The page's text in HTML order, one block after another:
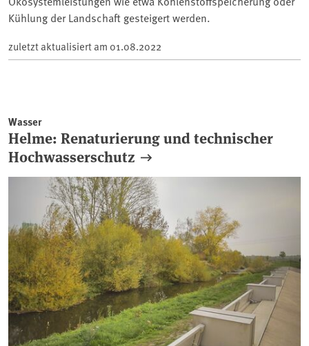
Kühlung der Landschaft gesteigert werden.
zuletzt aktualisiert am 01.08.2022
Wasser
Helme: Renaturierung und technischer
Hochwasserschutz